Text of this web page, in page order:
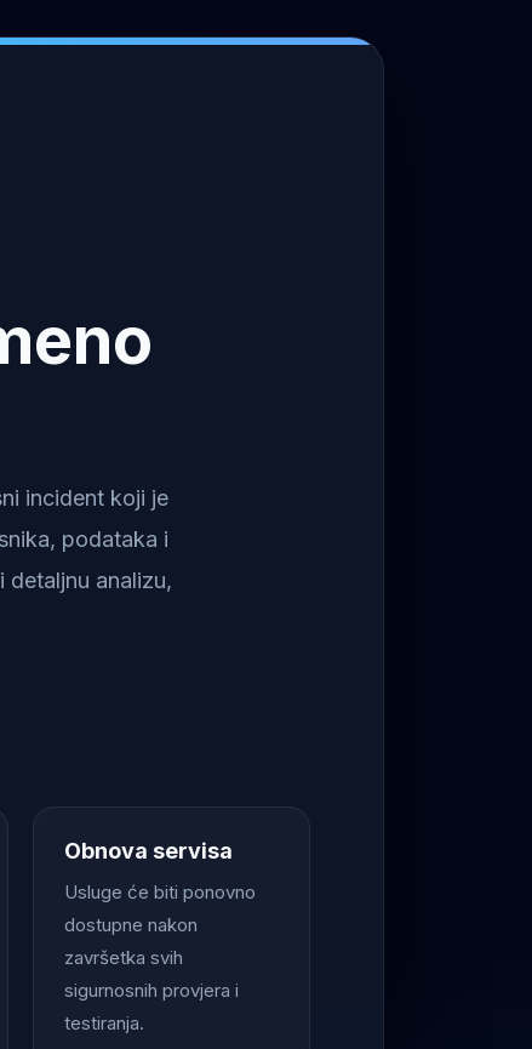
incident koji je
podataka i
analizu,
Obnova servisa
Usluge će biti ponovno
dostupne nakon
završetka svih
sigurnosnih provjera i
testiranja.